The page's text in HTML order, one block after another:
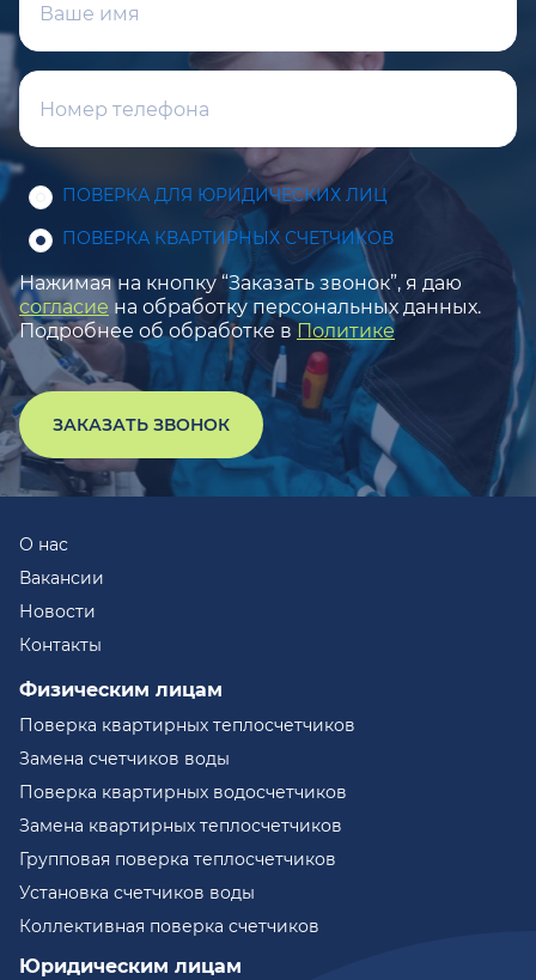
ПОВЕРКА ДЛЯ ЮРИДИЧЕСКИХ ЛИЦ
ПОВЕРКА КВАРТИРНЫХ СЧЕТЧИКОВ
Нажимая на кнопку “Заказать звонок”, я даю
согласие на обработку персональных данных.
Подробнее об обработке в Политике
ЗАКАЗАТЬ ЗВОНОК
О нас
Вакансии
Новости
Контакты
Физическим лицам
Поверка квартирных теплосчетчиков
Замена счетчиков воды
Поверка квартирных водосчетчиков
Замена квартирных теплосчетчиков
Групповая поверка теплосчетчиков
Установка счетчиков воды
Коллективная поверка счетчиков
Юридическим лицам